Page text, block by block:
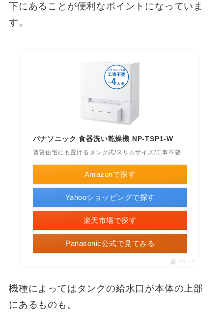
下にあることが便利なポイントになっていま
す。
パナソニック 食器洗い乾燥機 NP-TSP1-W
賃貸住宅にも置けるタンク式/スリムサイズ/工事不要
Amazonで探す
Yahooショッピングで探す
楽天市場で探す
Panasonic公式で見てみる
ポチップ
機種によってはタンクの給水口が本体の上部
にあるものも。